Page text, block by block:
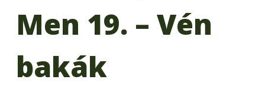
Men 19. – Vén
bakák